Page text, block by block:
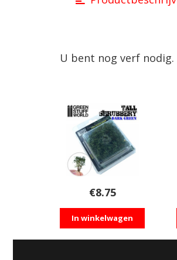
U bent nog verf nodig.
€8.75
In winkelwagen